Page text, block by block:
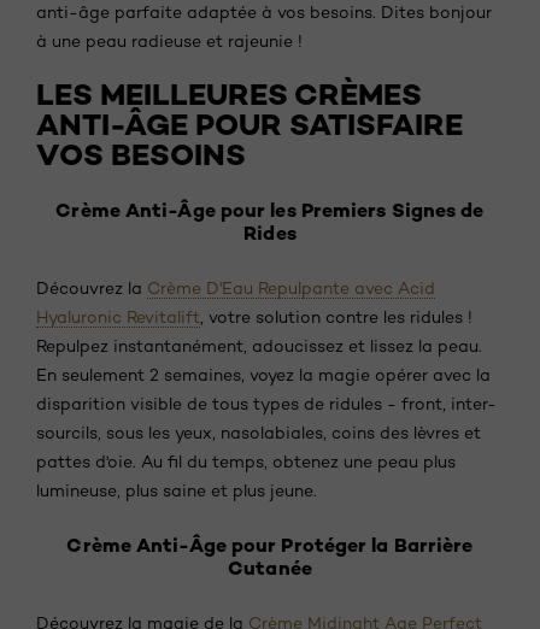
anti-âge parfaite adaptée à vos besoins. Dites bonjour
à une peau radieuse et rajeunie !
LES MEILLEURES CRÈMES
ANTI-ÂGE POUR SATISFAIRE
VOS BESOINS
Crème Anti-Âge pour les Premiers Signes de
Rides
Découvrez la Crème D'Eau Repulpante avec Acid
Hyaluronic Revitalift , votre solution contre les ridules !
Repulpez instantanément, adoucissez et lissez la peau.
En seulement 2 semaines, voyez la magie opérer avec la
disparition visible de tous types de ridules - front, inter-
sourcils, sous les yeux, nasolabiales, coins des lèvres et
pattes d'oie. Au fil du temps, obtenez une peau plus
lumineuse, plus saine et plus jeune.
Crème Anti-Âge pour Protéger la Barrière
Cutanée
Découvrez la magie de la Crème Midinght Age Perfect